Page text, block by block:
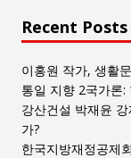
Recent Posts
이홍원 작가, 생활
통일 지향 2국가론:
강산건설 박재윤
가?
한국지방재정공제